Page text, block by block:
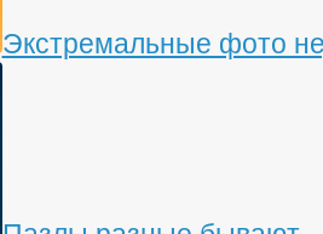
Экстремальные фото